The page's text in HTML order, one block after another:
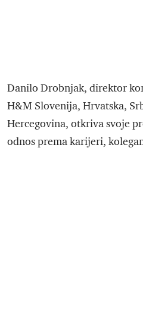
Danilo Drobnjak, direktor
H&M Slovenija, Hrvatska,
Hercegovina, otkriva svoje
odnos prema karijeri,